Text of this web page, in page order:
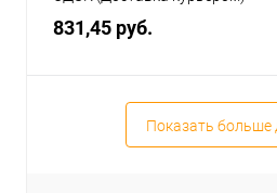
831,45 руб.
Показать больше